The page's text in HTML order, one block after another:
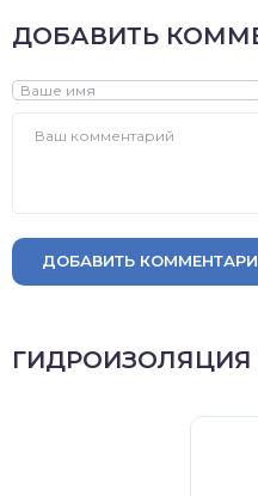
ДОБАВИТЬ
ДОБАВИТЬ
ГИДРОИЗОЛЯЦИЯ